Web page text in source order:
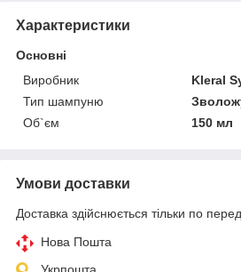
Характеристики
Основні
Виробник
Kleral
Тип шампуню
Об`єм
150 мл
Умови доставки
Доставка здійснюється тільки по
Нова Пошта
Укрпошта